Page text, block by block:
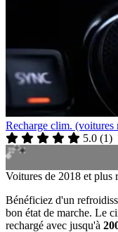
Recharge clim. (voitures
5.0 (1)
Voitures de 2018 et plus
Bénéficiez d'un
bon état de marche. Le
rechargé avec jusqu'à